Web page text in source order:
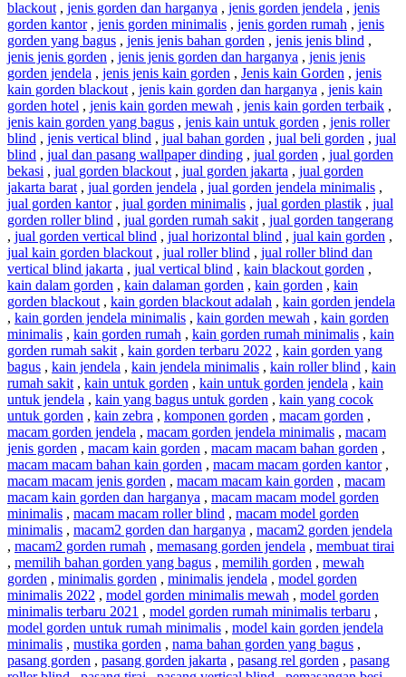
blackout , jenis gorden dan harganya , jenis gorden jendela , jenis
gorden kantor, jenis gorden minimalis , jenis gorden rumah , jenis
gorden yang bagus , jenis jenis bahan gorden , jenis jenis blind ,
jenis jenis gorden , jenis jenis gorden dan harganya , jenis jenis
gorden jendela , jenis jenis kain gorden , Jenis kain Gorden , jenis
kain gorden blackout , jenis kain gorden dan harganya , jenis kain
gorden hotel , jenis kain gorden mewah , jenis kain gorden terbaik ,
jenis kain gorden yang bagus , jenis kain untuk gorden , jenis roller
blind , jenis vertical blind , jual bahan gorden , jual beli gorden , jual
blind , jual dan pasang wallpaper dinding , jual gorden , jual gorden
bekasi , jual gorden blackout , jual gorden jakarta , jual gorden
jakarta barat , jual gorden jendela , jual gorden jendela minimalis ,
jual gorden kantor, jual gorden minimalis , jual gorden plastik , jual
gorden roller blind , jual gorden rumah sakit , jual gorden tangerang
, jual gorden vertical blind , jual horizontal blind , jual kain gorden ,
jual kain gorden blackout , jual roller blind , jual roller blind dan
vertical blind jakarta , jual vertical blind , kain blackout gorden ,
kain dalam gorden , kain dalaman gorden , kain gorden , kain
gorden blackout , kain gorden blackout adalah , kain gorden jendela
, kain gorden jendela minimalis , kain gorden mewah , kain gorden
minimalis , kain gorden rumah , kain gorden rumah minimalis , kain
gorden rumah sakit , kain gorden terbaru 2022 , kain gorden yang
bagus , kain jendela , kain jendela minimalis , kain roller blind , kain
rumah sakit , kain untuk gorden , kain untuk gorden jendela , kain
untuk jendela , kain yang bagus untuk gorden , kain yang cocok
untuk gorden , kain zebra , komponen gorden , macam gorden ,
macam gorden jendela , macam gorden jendela minimalis , macam
jenis gorden , macam kain gorden , macam macam bahan gorden ,
macam macam bahan kain gorden , macam macam gorden kantor,
macam macam jenis gorden , macam macam kain gorden , macam
macam kain gorden dan harganya , macam macam model gorden
minimalis , macam macam roller blind , macam model gorden
minimalis , macam2 gorden dan harganya , macam2 gorden jendela
, macam2 gorden rumah , memasang gorden jendela , membuat tirai
, memilih bahan gorden yang bagus , memilih gorden , mewah
gorden , minimalis gorden , minimalis jendela , model gorden
minimalis 2022 , model gorden minimalis mewah , model gorden
minimalis terbaru 2021 , model gorden rumah minimalis terbaru ,
model gorden untuk rumah minimalis , model kain gorden jendela
minimalis , mustika gorden , nama bahan gorden yang bagus ,
pasang gorden , pasang gorden jakarta , pasang rel gorden , pasang